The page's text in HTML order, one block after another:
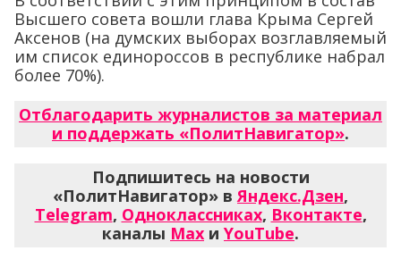
Высшего совета вошли глава Крыма Сергей
Аксенов (на думских выборах возглавляемый
им список единороссов в республике набрал
более 70%).
Отблагодарить журналистов за материал
и поддержать «ПолитНавигатор».
Подпишитесь на новости
«ПолитНавигатор» в Яндекс.Дзен,
Telegram, Одноклассниках, Вконтакте,
каналы Max и YouTube.